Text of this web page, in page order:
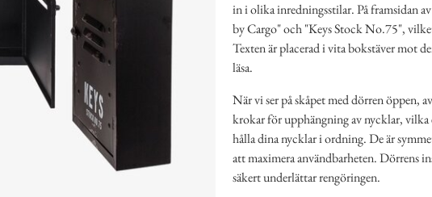
in i olika inredningsstilar. På framsidan
by Cargo" och "Keys Stock No.75",
Texten är placerad i vita bokstäver mot
läsa.
När vi ser på skåpet med dörren öppen,
krokar för upphängning av nycklar,
hålla dina nycklar i ordning. De är
att maximera användbarheten. Dörrens
säkert underlättar rengöringen.